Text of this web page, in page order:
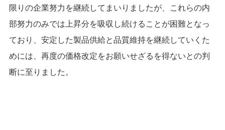
限りの企業努力を継続してまいりましたが、これらの内
部努力のみでは上昇分を吸収し続けることが困難となっ
ており、安定した製品供給と品質維持を継続していくた
めには、再度の価格改定をお願いせざるを得ないとの判
断に至りました。